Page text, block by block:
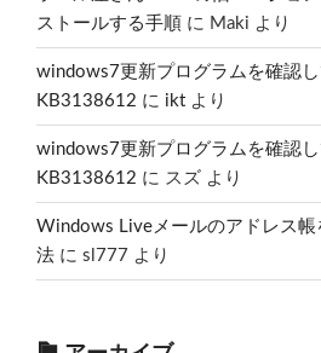
ストールする手順 に Maki より
windows7更新プログラムを確認
KB3138612 に ikt より
windows7更新プログラムを確認
KB3138612 に スズ より
Windows Liveメールのアドレス帳
法 に sl777 より